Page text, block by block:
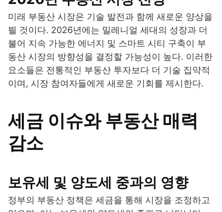
미래 부동산 시장은 기술 발전과 함께 새로운 양상을
띌 것이다. 2026년에는 밀레니얼 세대의 성장과 더
불어 지속 가능한 에너지 및 스마트 시티 구축이 부
동산 시장의 방향성을 결정할 가능성이 높다. 이러한
요소들은 전통적인 부동산 투자보다 더 기술 집약적
이며, 시장 참여자들에게 새로운 기회를 제시한다.
세금 이슈와 부동산 매력
감소
보유세 및 양도세 중과의 영향
정부의 부동산 정책은 세금을 통해 시장을 조정하고